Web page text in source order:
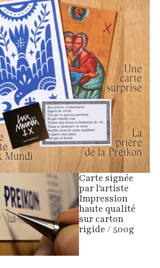
Carte signée
par l'artiste
Impression
haute qualité
sur carton
rigide / 500g